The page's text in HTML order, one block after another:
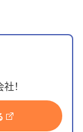
！